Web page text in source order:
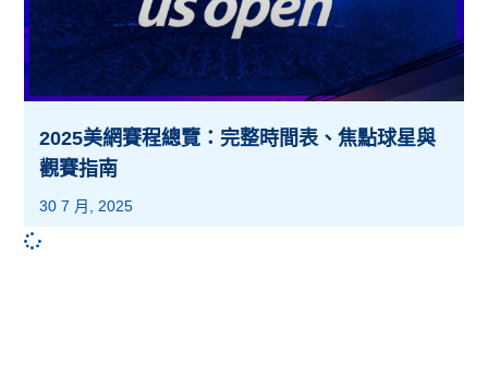
2025美網賽程總覽：完整時間表、焦點球星與
觀賽指南
30 7 月, 2025